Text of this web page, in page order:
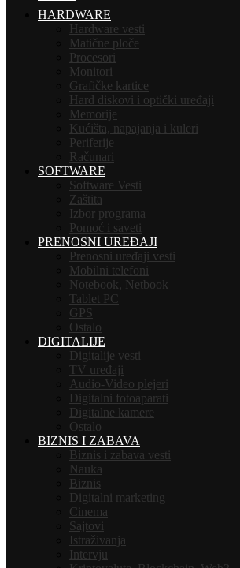
HARDWARE
Hardware vesti
Matične ploče
Procesori
Monitori
Grafičke kartice
Hard diskovi i optički uređaji
Memorije
Kućišta, napajanja i kuleri
Periferije
Računari
SOFTWARE
Software Vesti
Zaštita
Izbor programa
Pomoć i saveti
PRENOSNI UREĐAJI
Prenosni uređaji vesti
Mobilni telefoni
Notebook, Netbook
Tablet PC
GPS
Ostalo
DIGITALIJE
Digitalije vesti
TV uređaji
Audio-Video plejeri
Digitalni fotoaparati
Digitalne kamere
Ostalo
BIZNIS I ZABAVA
Biznis i zabava vesti
Nauka
Biznis
Digitalni marketing
Cinema
Sajtovi
Istraživanja
Intervju